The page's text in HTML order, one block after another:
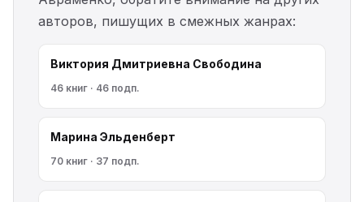
авторов, пишущих в смежных жанрах:
Виктория Дмитриевна Свободина
46 книг · 46 подп.
Марина Эльденберт
70 книг · 37 подп.